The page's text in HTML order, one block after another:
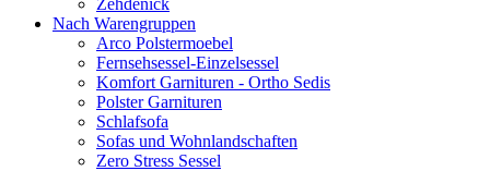
Nach Warengruppen
Arco Polstermoebel
Fernsehsessel-Einzelsessel
Komfort Garnituren - Ortho Sedis
Polster Garnituren
Schlafsofa
Sofas und Wohnlandschaften
Zero Stress Sessel